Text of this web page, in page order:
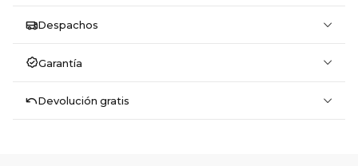
Despachos
Garantía
Devolución gratis